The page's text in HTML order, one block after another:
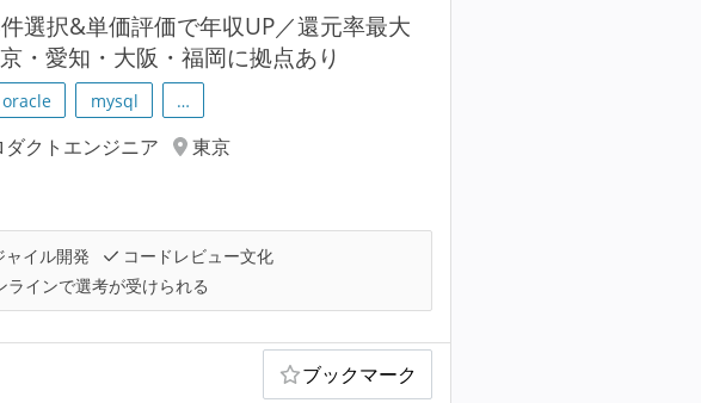
選択&単価評価で年収UP／還元率最大
・愛知・大阪・福岡に拠点あり
oracle mysql …
クトエンジニア
東京
ャイル開発
コードレビュー文化
ラインで選考が受けられる
ブックマーク